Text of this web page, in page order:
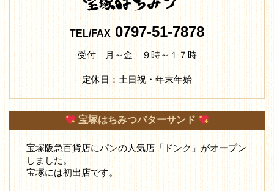
TEL/FAX0797-51-7878
受付 月～金 ９時～１７時
定休日：土日祝・年末年始
宝塚はちみつバターサンド
宝塚阪急百貨店にパンの人気店「ドンク」がオープン
しました。
宝塚には初出店です。